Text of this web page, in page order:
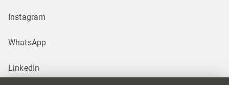
Instagram
WhatsApp
LinkedIn